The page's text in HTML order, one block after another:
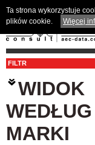
FILTR
WIDOK
WEDŁUG
MARKI
Ta strona wykorzystuje
plików cookie.
Więcej